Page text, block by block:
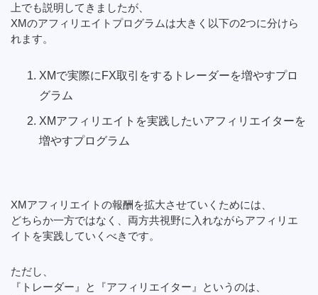
上でも説明してきましたが、
XMのアフィリエイトプログラムは大きく以下の2つに分けら
れます。
XMで実際にFX取引をするトレーダーを増やすプロ
グラム
XMアフィリエイトを実践したいアフィリエイターを
増やすプログラム
XMアフィリエイトの報酬を拡大させていくためには、
どちらか一方ではなく、両方共視野に入れながらアフィリエ
イトを実践していくべきです。
ただし、
『トレーダー』と『アフィリエイター』というのは、